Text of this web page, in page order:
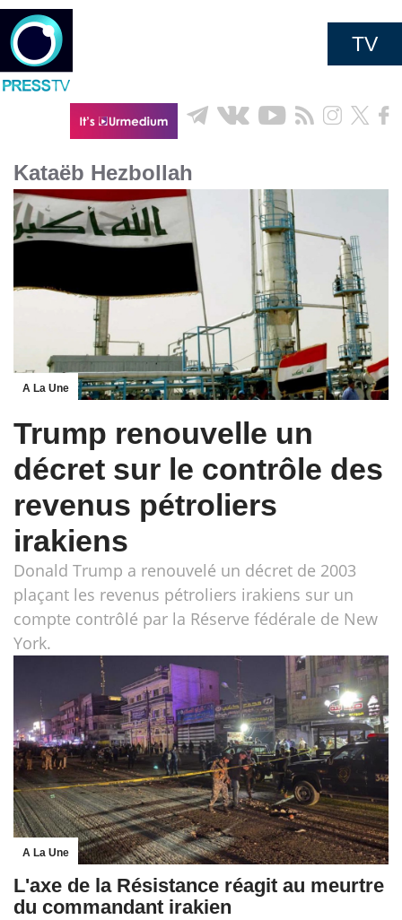
TV
Kataëb Hezbollah
A La Une
Trump renouvelle un
décret sur le contrôle des
revenus pétroliers
irakiens
Donald Trump a renouvelé un décret de 2003
plaçant les revenus pétroliers irakiens sur un
compte contrôlé par la Réserve fédérale de New
York.
A La Une
L'axe de la Résistance réagit au meurtre
du commandant irakien